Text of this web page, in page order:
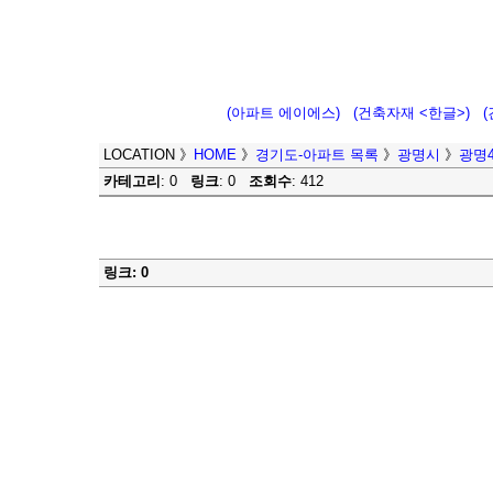
(아파트 에이에스) (건축자재 <한글>) (
LOCATION 》 HOME 》 경기도-아파트 목록 》 광명시 》 광명
카테고리 : 0 링크: 0 조회수: 412
링크: 0